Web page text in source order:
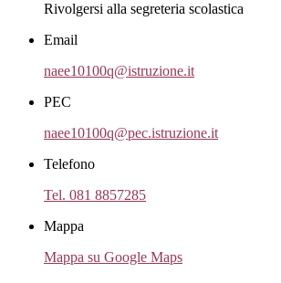
Rivolgersi alla segreteria scolastica
Email
naee10100q@istruzione.it
PEC
naee10100q@pec.istruzione.it
Telefono
Tel. 081 8857285
Mappa
Mappa su Google Maps